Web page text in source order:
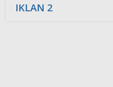
IKLAN 2